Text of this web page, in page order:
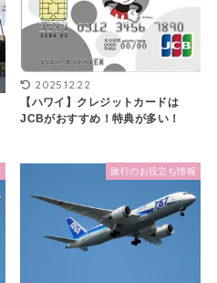
2025.12.22
【ハワイ】クレジットカードは
JCBがおすすめ！特典が多い！
旅行のお役立ち情報